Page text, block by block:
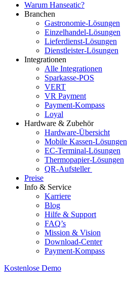
Warum Hanseatic?
Branchen
Gastronomie-Lösungen
Einzelhandel-Lösungen
Lieferdienst-Lösungen
Dienstleister-Lösungen
Integrationen
Alle Integrationen
Sparkasse-POS
VERT
VR Payment
Payment-Kompass
Loyal
Hardware & Zubehör
Hardware-Übersicht
Mobile Kassen-Lösungen
EC-Terminal-Lösungen
Thermopapier-Lösungen
QR-Aufsteller
Preise
Info & Service
Karriere
Blog
Hilfe & Support
FAQ’s
Mission & Vision
Download-Center
Payment-Kompass
Kostenlose Demo